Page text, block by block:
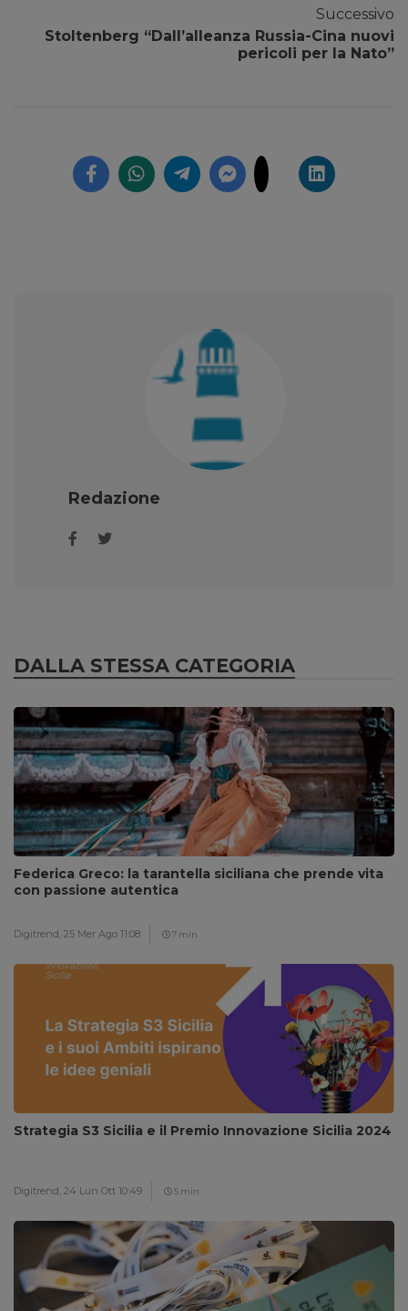
Successivo
Stoltenberg “Dall’alleanza Russia-Cina nuovi
pericoli per la Nato”
Redazione
DALLA STESSA CATEGORIA
Federica Greco: la tarantella siciliana che prende vita
con passione autentica
Digitrend, 25 Mer Ago 11:08 7 min
Strategia S3 Sicilia e il Premio Innovazione Sicilia 2024
Digitrend, 24 Lun Ott 10:49 5 min